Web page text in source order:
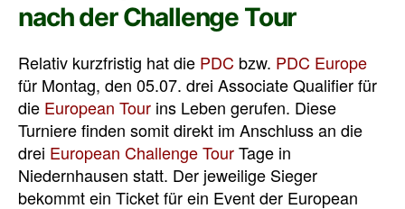
nach der Challenge Tour
Relativ kurzfristig hat die PDC bzw. PDC Europe
für Montag, den 05.07. drei Associate Qualifier für
die European Tour ins Leben gerufen. Diese
Turniere finden somit direkt im Anschluss an die
drei European Challenge TourTage in
Niedernhausen statt. Der jeweilige Sieger
bekommt ein Ticket für ein Event der European